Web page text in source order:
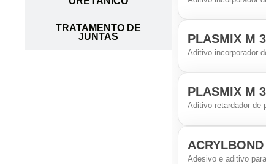
TRATAMENTO DE
JUNTAS
PLASMIX M
Aditivo incorporador
PLASMIX M
Aditivo retardador de
ACRYLBOND
Adesivo e aditivo